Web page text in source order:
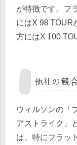
が特徴です。フ
にはX 98 TOUR
方にはX 100
他社の競
ウィルソンの「
アストライク」
は、特にフラッ